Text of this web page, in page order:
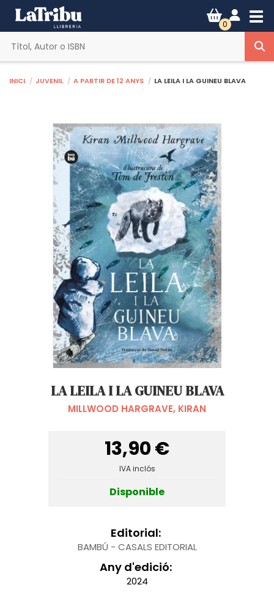
0
Inici Juvenil A partir de 12 anys LA LEILA I LA GUINEU BLAVA
LA LEILA I LA GUINEU BLAVA
MILLWOOD HARGRAVE, KIRAN
13,90 €
IVA inclós
Disponible
Editorial:
BAMBÚ - CASALS EDITORIAL
Any d'edició:
2024